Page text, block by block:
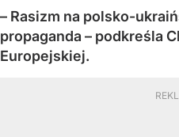
– Rasizm na polsko-
propaganda – podkreśla
Europejskiej.